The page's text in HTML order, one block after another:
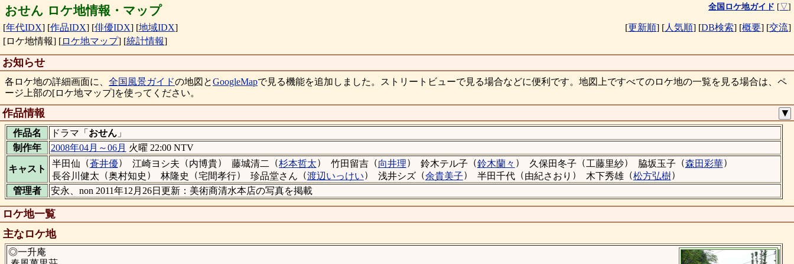
おせん ロケ地情報・マップ 全国ロケ地ガイド [▽]
[年代IDX] [作品IDX] [俳優IDX] [地域IDX] [更新順] [人気順] [DB検索] [概要] [交流]
[ロケ地情報] [ロケ地マップ] [統計情報]
お知らせ
各ロケ地の詳細画面に、 全国風景ガイドの地図とGoogleMapで見る機能を追加しました。ストリートビューで見る場合などに便利です。地図上ですべてのロケ地の一覧を見る場合は、ペ
ージ上部の[ロケ地マップ]を使ってください。
作品情報 ▼
作品名 ドラマ「 おせん」
制作年
2008年04月～06月 火曜 22:00 NTV
キャスト
半田仙 （蒼井優） 江崎ヨシ夫 （内博貴） 藤城清二 （杉本哲太） 竹田留吉（向井理） 鈴木テル子 （鈴木蘭々 ） 久保田冬子 （工藤里紗） 脇坂玉子 （森田彩華）
長谷川健太 （奥村知史 ） 林隆史 （宅間孝行） 珍品堂さん （渡辺いっけい） 浅井シズ（余貴美子） 半田千代 （由紀さおり ） 木下秀雄（松方弘樹）
管理者
安永、non 2011年12月26日更新：美術商清水本店の写真を掲載
ロケ地一覧
主なロケ地
◎一升庵